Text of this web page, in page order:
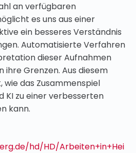
an verfügbaren
es uns aus einer
ein besseres Verständnis
Automatisierte Verfahren
dieser Aufnahmen
ihre Grenzen. Aus diesem
das Zusammenspiel
KI zu einer verbesserten
kann.
hd/HD/Arbeiten+in+Hei